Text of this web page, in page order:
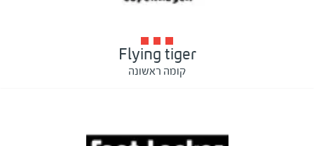
Flying tiger
קומה ראשונה